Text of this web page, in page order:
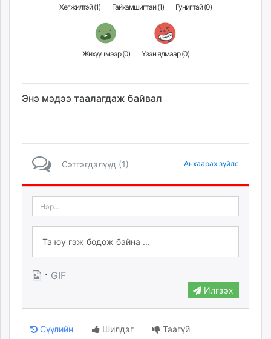
Хөгжилтэй (1) Гайхамшигтай (1) Гунигтай (0)
Жихүүцмээр (0) Үзэн ядмаар (0)
Энэ мэдээ таалагдаж байвал
Сэтгэгдэлүүд (1) Анхаарах зүйлс
· GIF
Илгээх
Сүүлийн Шилдэг Таагүй